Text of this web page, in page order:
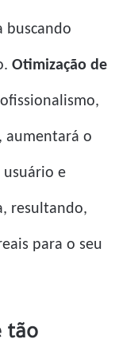
buscando
Otimização de
aumentará o
e
resultando,
para o seu
tão